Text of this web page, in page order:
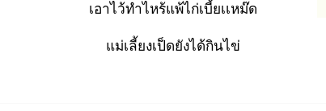
เอาไว้ทำไหร้แพ้ไก่เบี้ยเเหม๊ด
แม่เลี้ยงเป็ดยังได้กินไข่